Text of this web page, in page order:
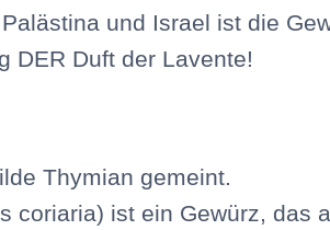
und Israel ist die
DER Duft der Lavente!
Thymian gemeint.
coriaria) ist ein Gewürz, das